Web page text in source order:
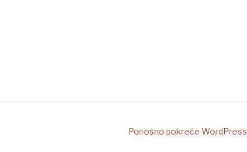
Ponosno pokreće WordPress